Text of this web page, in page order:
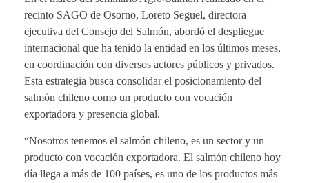
recinto SAGO de Osorno, Loreto Seguel, directora
ejecutiva del Consejo del Salmón, abordó el despliegue
internacional que ha tenido la entidad en los últimos meses,
en coordinación con diversos actores públicos y privados.
Esta estrategia busca consolidar el posicionamiento del
salmón chileno como un producto con vocación
exportadora y presencia global.
“Nosotros tenemos el salmón chileno, es un sector y un
producto con vocación exportadora. El salmón chileno hoy
día llega a más de 100 países, es uno de los productos más